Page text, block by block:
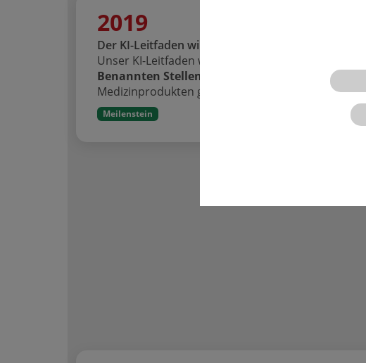
2019
Der KI-Leitfaden wird geboren
Unser KI-Leitfaden wird zum
Benannten Stellen
. Wir definieren, wie KI in
Medizinprodukten geprüft wird.
Meilenstein